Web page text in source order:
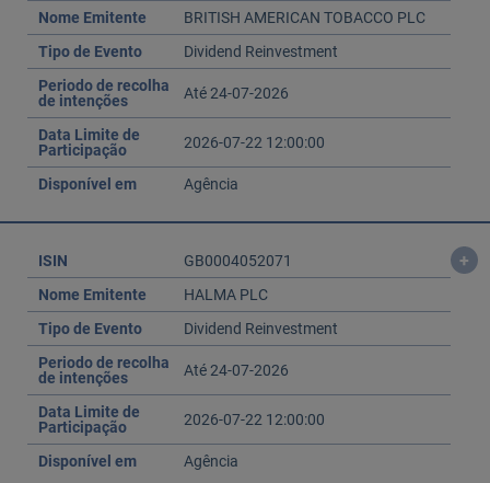
Nome Emitente
BRITISH AMERICAN TOBACCO PLC
Tipo de Evento
Dividend Reinvestment
Periodo de recolha
de intenções
Até 24-07-2026
Data Limite de
Participação
2026-07-22 12:00:00
Disponível em Agência
ISIN GB0004052071 +
Nome Emitente
HALMA PLC
Tipo de Evento
Dividend Reinvestment
Periodo de recolha
de intenções
Até 24-07-2026
Data Limite de
Participação
2026-07-22 12:00:00
Disponível em Agência